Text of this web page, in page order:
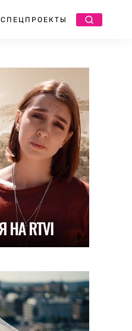
СПЕЦПРОЕКТЫ